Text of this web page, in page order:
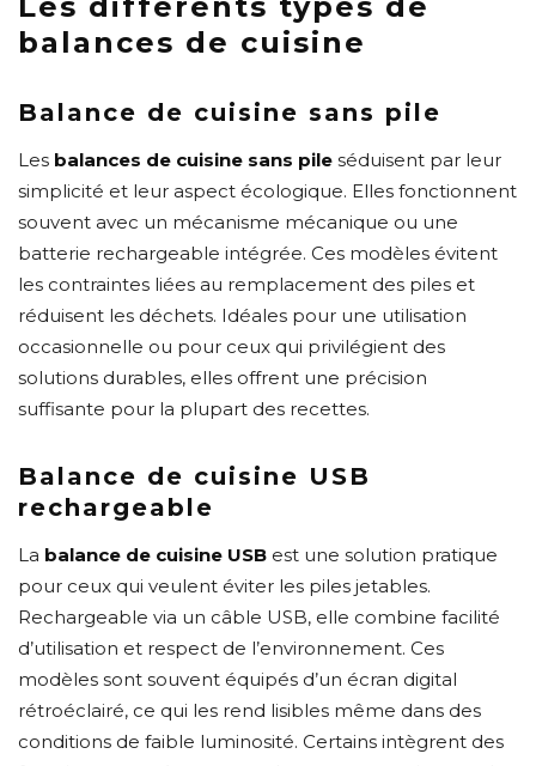
balances de cuisine
Balance de cuisine sans pile
Les balances de cuisine sans pile séduisent par leur
simplicité et leur aspect écologique. Elles fonctionnent
souvent avec un mécanisme mécanique ou une
batterie rechargeable intégrée. Ces modèles évitent
les contraintes liées au remplacement des piles et
réduisent les déchets. Idéales pour une utilisation
occasionnelle ou pour ceux qui privilégient des
solutions durables, elles offrent une précision
suffisante pour la plupart des recettes.
Balance de cuisine USB
rechargeable
La balance de cuisine USB est une solution pratique
pour ceux qui veulent éviter les piles jetables.
Rechargeable via un câble USB, elle combine facilité
d’utilisation et respect de l’environnement. Ces
modèles sont souvent équipés d’un écran digital
rétroéclairé, ce qui les rend lisibles même dans des
conditions de faible luminosité. Certains intègrent des